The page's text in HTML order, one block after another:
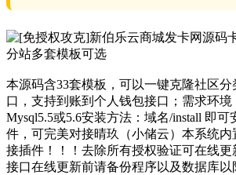
本源码含33套模板，可以一键克隆社区
口，支持到账到个人钱包接口；需求环境
Mysql5.5或5.6安装方法：域名/install 即
件，可完美对接晴玖（小储云）本系统
接插件！！！去除所有授权验证可在线
接口在线更新前请备份程序以及数据库以